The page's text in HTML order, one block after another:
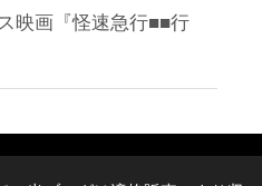
映画『怪速急行■■行